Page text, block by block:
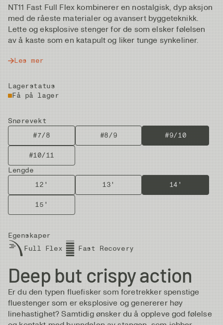
NT11 Fast Full Flex kombinerer en nostalgisk, dyp aksjon
med de råeste materialer og avansert byggeteknikk.
Lette og eksplosive stenger for de som elsker følelsen
av å kaste som en katapult og liker tunge synkeliner.
Les mer
Lagerstatus
Få på lager
Snørevekt
#7/8
#8/9 #9/10
#10/11
Lengde
12'
13' 14'
15'
Egenskaper
Full Flex
Fast Recovery
Deep but crispy action
Er du den typen fluefisker som foretrekker spenstige
fluestenger som er eksplosive og genererer høy
linehastighet? Samtidig ønsker du å oppleve god følelse